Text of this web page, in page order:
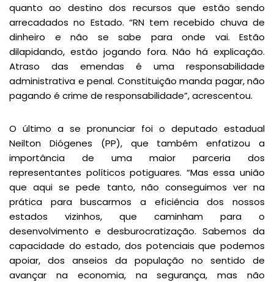
quanto ao destino dos recursos que estão sendo
arrecadados no Estado. “RN tem recebido chuva de
dinheiro e não se sabe para onde vai. Estão
dilapidando, estão jogando fora. Não há explicação.
Atraso das emendas é uma responsabilidade
administrativa e penal. Constituição manda pagar, não
pagando é crime de responsabilidade”, acrescentou.
O último a se pronunciar foi o deputado estadual
Neilton Diógenes (PP), que também enfatizou a
importância de uma maior parceria dos
representantes políticos potiguares. “Mas essa união
que aqui se pede tanto, não conseguimos ver na
prática para buscarmos a eficiência dos nossos
estados vizinhos, que caminham para o
desenvolvimento e desburocratização. Sabemos da
capacidade do estado, dos potenciais que podemos
apoiar, dos anseios da população no sentido de
avançar na economia, na segurança, mas não